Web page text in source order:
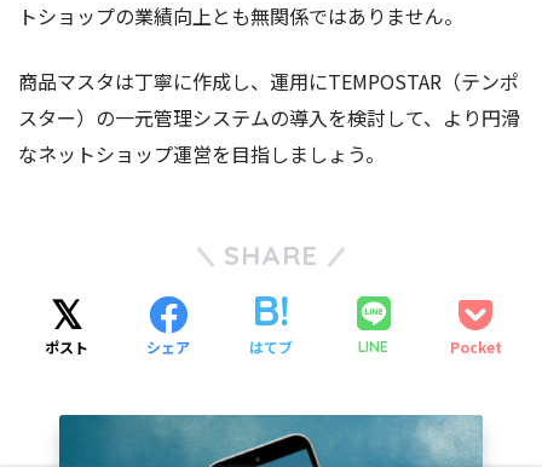
トショップの業績向上とも無関係ではありません。
商品マスタは丁寧に作成し、運用にTEMPOSTAR（テンポ
スター）の一元管理システムの導入を検討して、より円滑
なネットショップ運営を目指しましょう。
SHARE
ポスト シェア はてブ LINE Pocket